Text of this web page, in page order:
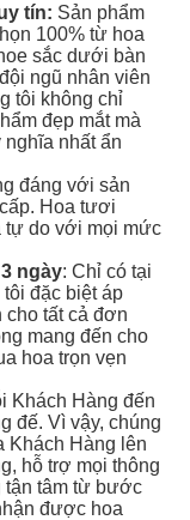
tín: Sản phẩm
100% từ hoa
sắc dưới bàn
ngũ nhân viên
tôi không chỉ
đẹp mắt mà
nhất ẩn
đáng với sản
Hoa tươi
tự do với mọi mức
ngày: Chỉ có tại
đặc biệt áp
cho tất cả đơn
mang đến cho
hoa trọn vẹn
Khách Hàng đến
đế. Vì vậy, chúng
Khách Hàng lên
hỗ trợ mọi thông
tận tâm từ bước
được hoa